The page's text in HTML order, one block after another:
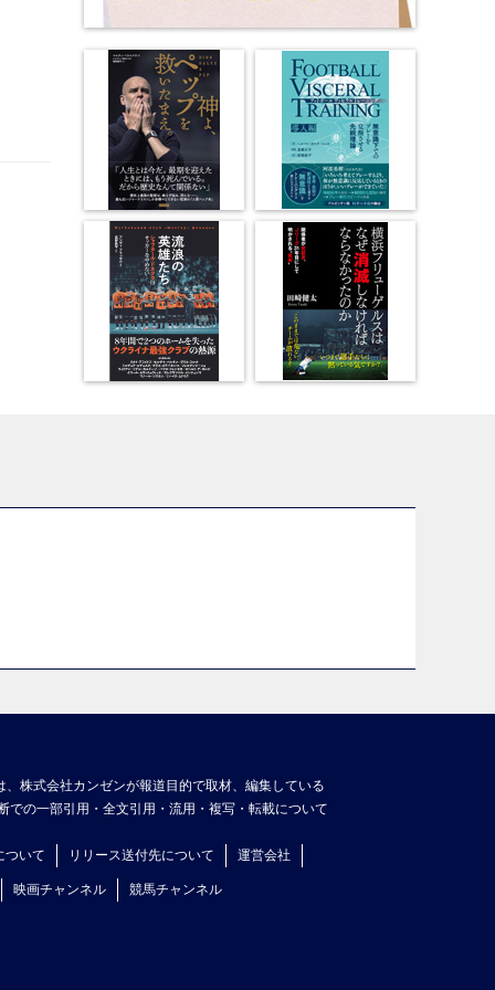
株式会社カンゼンが報道目的で取材、編集している
の一部引用・全文引用・流用・複写・転載について
ついて リリース送付先について 運営会社
映画チャンネル 競馬チャンネル